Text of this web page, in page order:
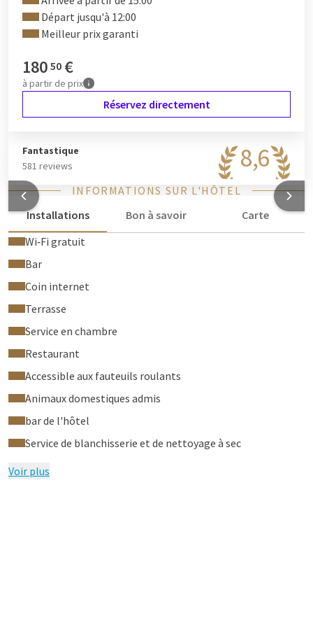
Départ jusqu'à 12:00
Meilleur prix garanti
180 50 €
à partir de prix
Réservez directement
8,6
Fantastique
581 reviews
INFORMATIONS SUR L'HÔTEL
Installations
Bon à savoir
Carte
Wi‑Fi gratuit
Bar
Coin internet
Terrasse
Service en chambre
Restaurant
Accessible aux fauteuils roulants
Animaux domestiques admis
bar de l'hôtel
Service de blanchisserie et de nettoyage à sec
Voir plus